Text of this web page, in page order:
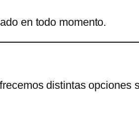
en todo momento.
distintas opciones